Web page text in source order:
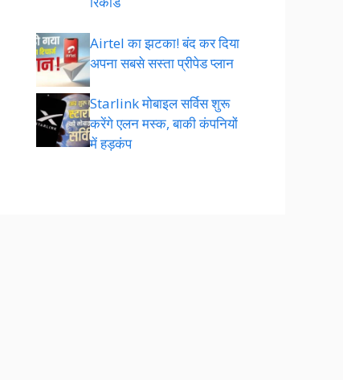
Airtel का झटका! बंद कर दिया
अपना सबसे सस्ता प्रीपेड प्लान
Starlink मोबाइल सर्विस शुरू
करेंगे एलन मस्क, बाकी कंपनियों
में हड़कंप